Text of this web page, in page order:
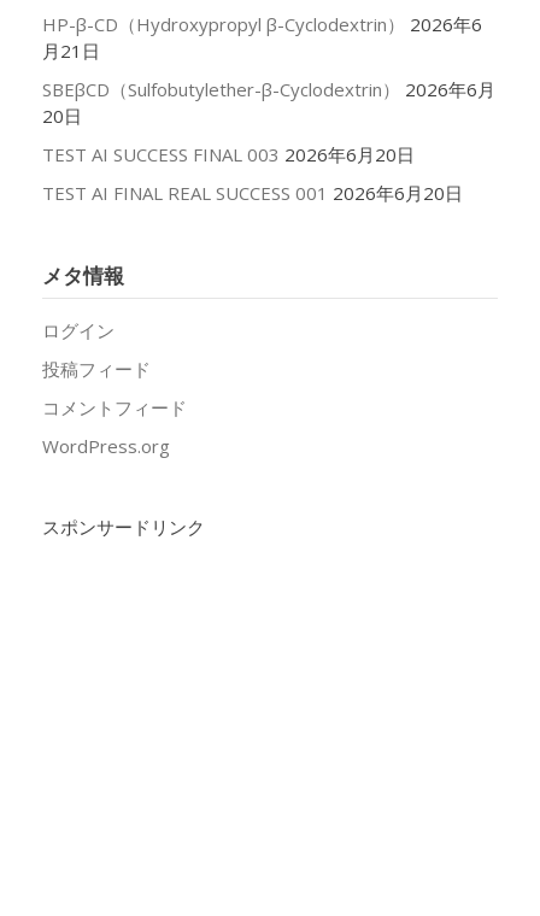
HP-β-CD（Hydroxypropyl β-Cyclodextrin）
2026年6
月21日
SBEβCD（Sulfobutylether-β-Cyclodextrin）
2026年6月
20日
TEST AI SUCCESS FINAL 003 2026年6月20日
TEST AI FINAL REAL SUCCESS 001 2026年6月20日
メタ情報
ログイン
投稿フィード
コメントフィード
WordPress.org
スポンサードリンク